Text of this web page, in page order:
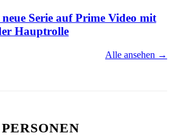
Serie auf Prime Video mit
Hauptrolle
Alle ansehen →